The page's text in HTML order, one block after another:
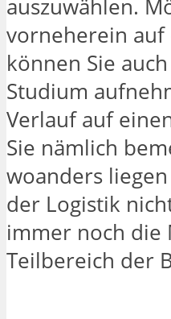
auszuwählen.
vorneherein auf
können Sie
Studium
Verlauf auf
Sie nämlich
woanders
der Logistik
immer noch die
Teilbereich der